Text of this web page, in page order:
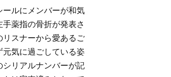
ルにメンバーが和気
薬指の骨折が発表さ
スナーから愛あるご
気に過ごしている姿
リアルナンバーが記